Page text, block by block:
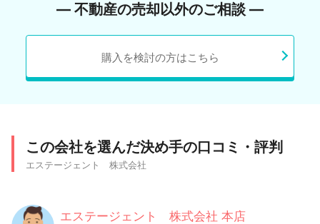
― 不動産の売却以外のご相談 ―
購入を検討の方はこちら
この会社を選んだ決め手の口コミ・評判
エステージェント 株式会社
エステージェント 株式会社 本店